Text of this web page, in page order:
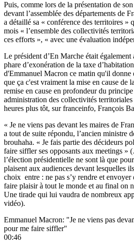
Puis, comme lors de la présentation de
devant l’assemblée des départements de
a détaillé sa « conférence des territoires »
mois « l’ensemble des collectivités
ces efforts », « avec une évaluation
Le président d’En Marche était également
phare d’exonération de la taxe
d'Emmanuel Macron ce matin qu'il donne
que ça c'est vraiment la mise en cause de
remise en cause en profondeur du
administration des collectivités
heures plus tôt, sur franceinfo, François
« Je ne viens pas devant les maires de
a tout de suite répondu, l’ancien ministre
brouhaha. « Je fais partie des décideurs
faire siffler ses opposants aux meetings »
l’élection présidentielle ne sont là que
plaisent aux audiences devant lesquelles
choix entre : ne pas s’y rendre et envoyer
faire plaisir à tout le monde et au final on
Une tirade qui lui vaudra de nombreux
vidéo).
Emmanuel Macron: "Je ne viens pas
pour me faire siffler"
00:46